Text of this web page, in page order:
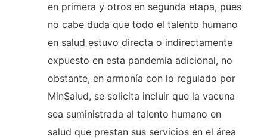
en primera y otros en segunda etapa, pues
no cabe duda que todo el talento humano
en salud estuvo directa o indirectamente
expuesto en esta pandemia adicional, no
obstante, en armonía con lo regulado por
MinSalud, se solicita incluir que la vacuna
sea suministrada al talento humano en
salud que prestan sus servicios en el área